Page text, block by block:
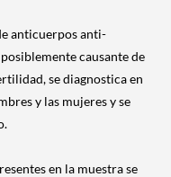
anticuerpos anti-
causante de
se diagnostica en
y las mujeres y se
en la muestra se